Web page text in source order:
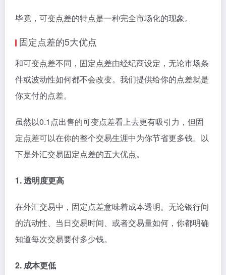
毕竟，可变点差的特点是一种完全市场化的现象。
固定点差的5大优点
和可变点差不同，固定点差由经纪商设定，无论市场条
件或波动性如何都不会改变。我们提供给你的点差就是
你支付的点差。
虽然以0.1点出售的可变点差看上去更有吸引力，但固
定点差可以在你的整个交易生涯中为你节省更多钱。以
下是外汇交易固定点差的五大优点。
1. 透明度更高
在外汇交易中，固定点差意味着成本透明。无论银行间
的流动性、当日交易时间、或者交易量如何，你都明确
知道每次交易要付多少钱。
2. 成本更低